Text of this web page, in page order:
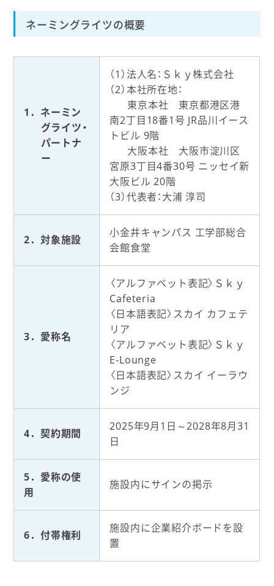
ネーミングライツの概要
1．ネーミン
グライツ・
パートナ
ー
（1）法人名：Ｓｋｙ株式会社
（2）本社所在地：
東京本社 東京都港区港
南2丁目18番1号 JR品川イース
トビル 9階
大阪本社 大阪市淀川区
宮原3丁目4番30号 ニッセイ新
大阪ビル 20階
（3）代表者：大浦 淳司
2．対象施設
小金井キャンパス 工学部総合
会館食堂
3．愛称名
〈アルファベット表記〉Ｓｋｙ
Cafeteria
〈日本語表記〉スカイ カフェテ
リア
〈アルファベット表記〉Ｓｋｙ
E-Lounge
〈日本語表記〉スカイ イーラウ
ンジ
4．契約期間
2025年9月1日～2028年8月31
日
5．愛称の使
用
施設内にサインの掲示
6．付帯権利
施設内に企業紹介ボードを設
置